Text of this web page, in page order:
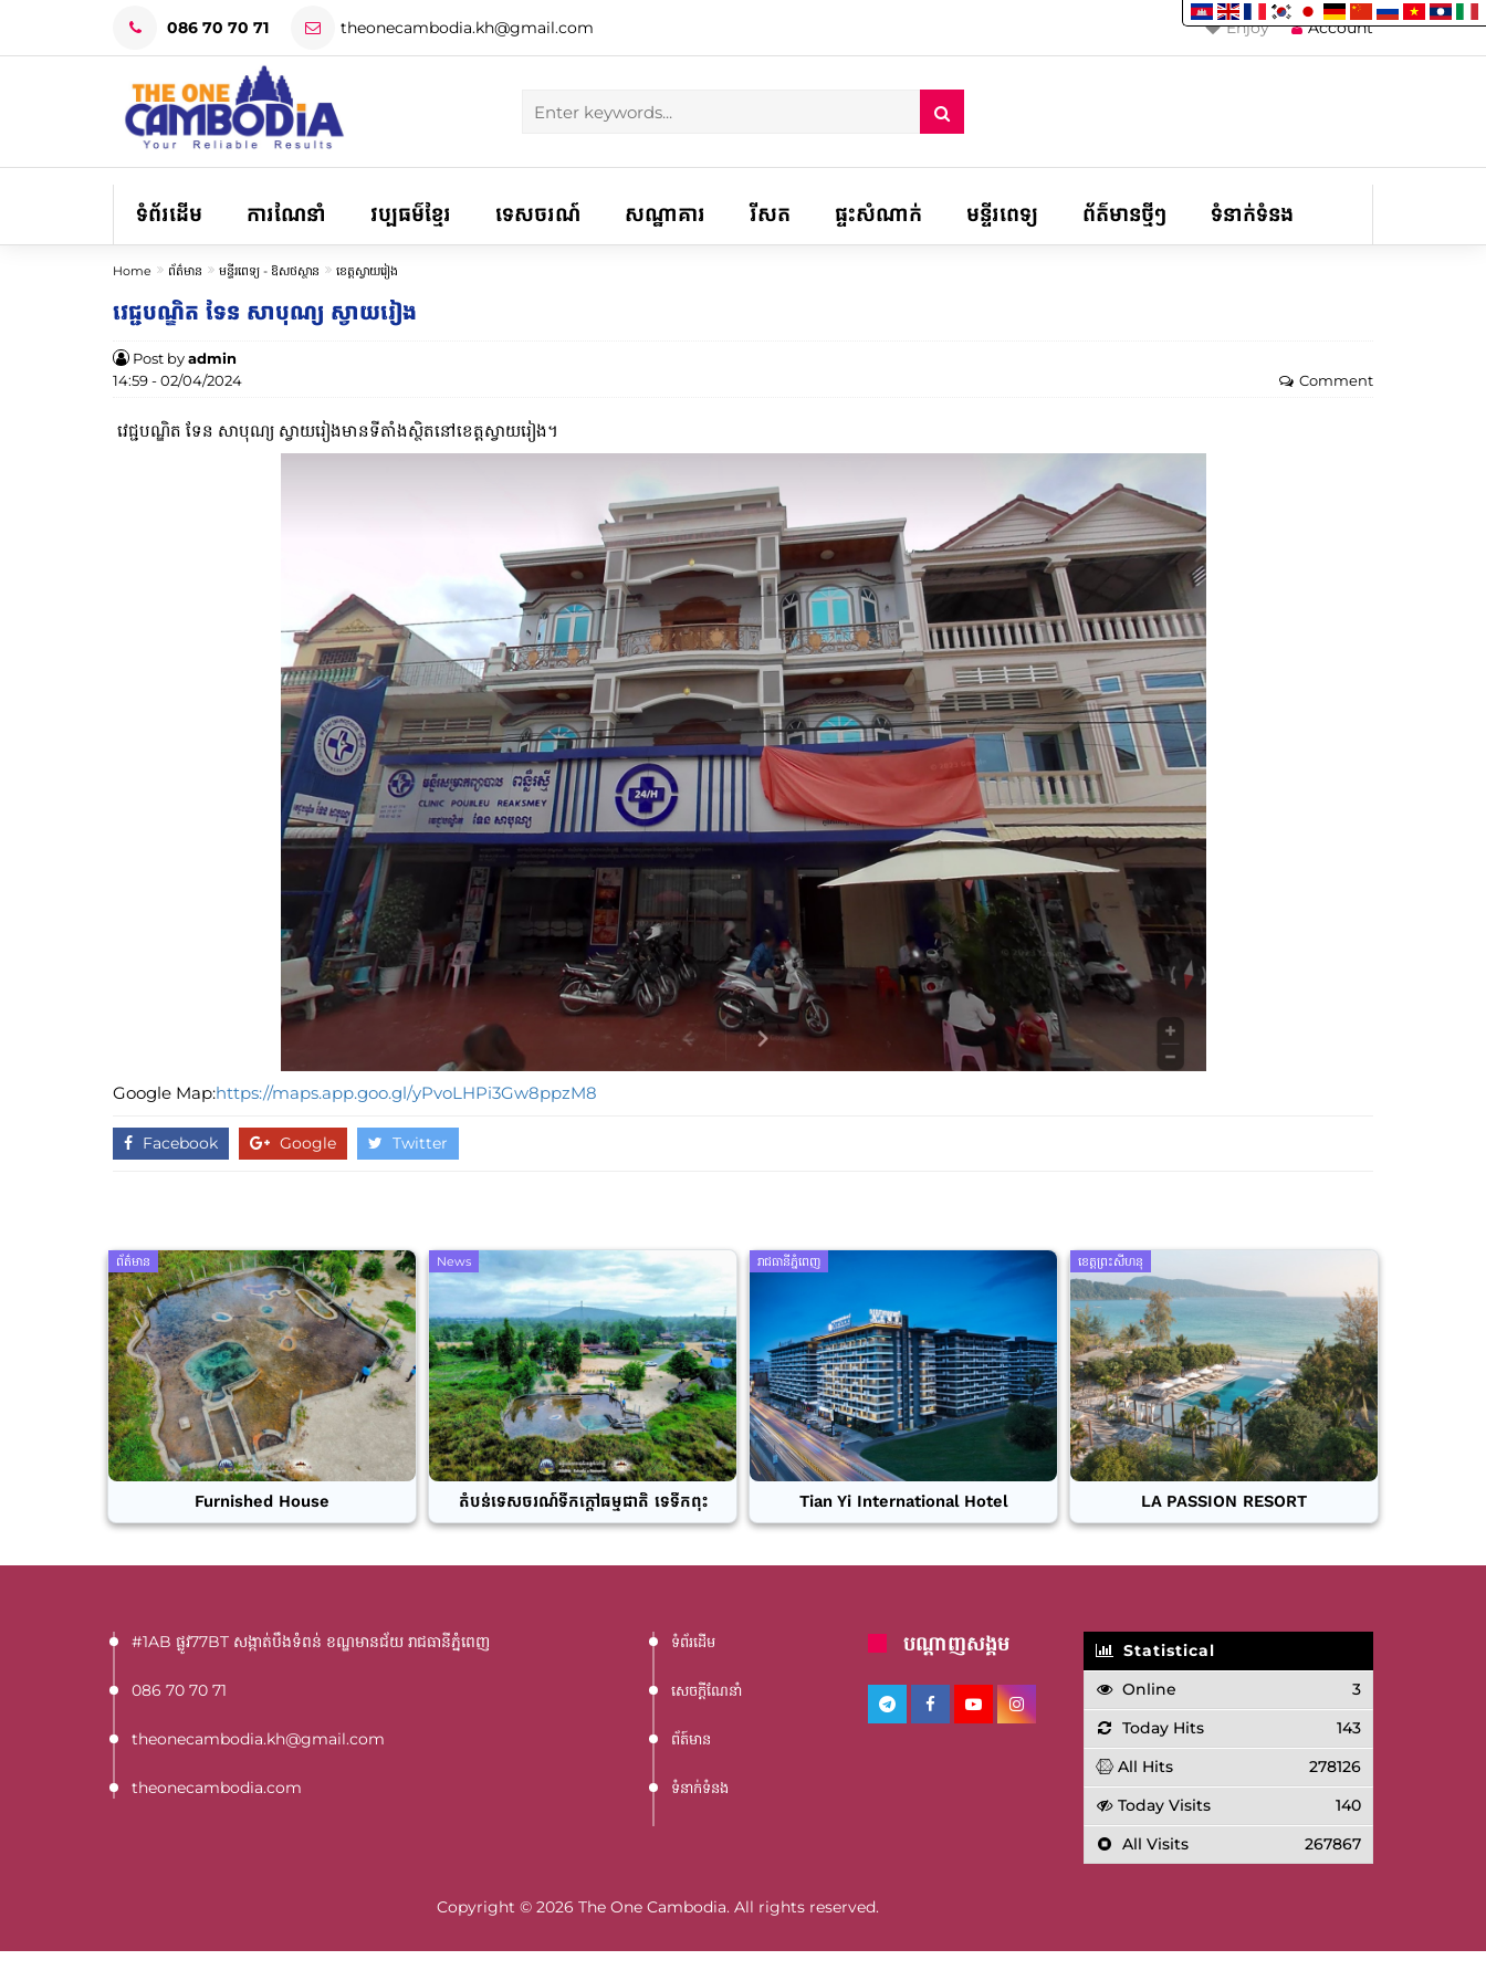
086 70 70 71 theonecambodia.kh@gmail.com Account
Enjoy
ទំព័រដើម ការណែនាំ វប្បធម៌ខ្មែរ ទេសចរណ៍ សណ្ឋាគារ រីសត ផ្ទះសំណាក់ មន្ទីរពេទ្យ ព័ត៌មានថ្មីៗ ទំនាក់ទំនង
Home ព័ត៌មាន មន្ទីរពេទ្យ -​ ឱសថស្ថាន ខេត្តស្វាយរៀង
វេជ្ជបណ្ឌិត ទែន សាបុណ្យ ស្វាយរៀង
Post byadmin
14:59 - 02/04/2024
Comment
វេជ្ជបណ្ឌិត ទែន សាបុណ្យ ស្វាយរៀងមានទីតាំងស្ថិតនៅ​ខេត្តស្វាយរៀង។
Google Map:https://maps.app.goo.gl/yPvoLHPi3Gw8ppzM8
Facebook Google Twitter
ព័ត៌មាន
Furnished House
News
តំបន់ទេសចរណ៍ទឹកក្តៅធម្មជាតិ ទេទឹកពុះ
រាជធានីភ្នំពេញ
Tian Yi International Hotel
ខេត្តព្រះសីហនុ
LA PASSION RESORT
#1AB ផ្លូវ77BT​ សង្កាត់បឹងទំពន់ ខណ្ឌមានជ័យ រាជធានីភ្នំពេញ
086 70 70 71
theonecambodia.kh@gmail.com
theonecambodia.com
ទំព័រដើម
សេចក្តីណែនាំ
ព័ត៍មាន
ទំនាក់ទំនង
បណ្តាញសង្គម
Statistical
Online
3
Today Hits
143
All Hits
278126
Today Visits
140
All Visits
267867
Copyright © 2026 The One Cambodia. All rights reserved.